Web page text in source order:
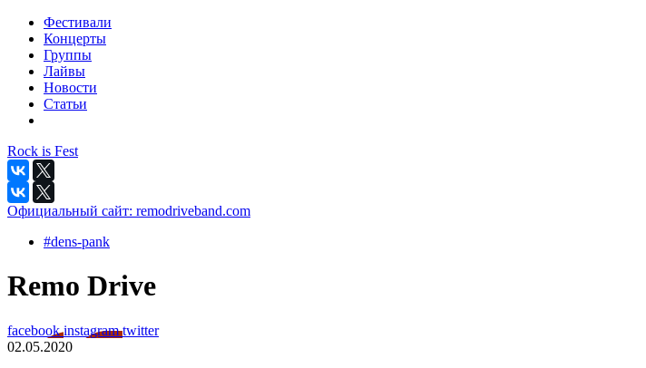
Фестивали
Концерты
Группы
Лайвы
Новости
Статьи
Rock is Fest
Официальный сайт: remodriveband.com
#dens-pank
Remo Drive
facebookinstagramtwitter
02.05.2020